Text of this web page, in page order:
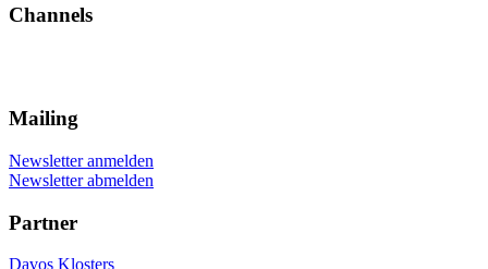
Channels
Mailing
Newsletter anmelden
Newsletter abmelden
Partner
Davos Klosters